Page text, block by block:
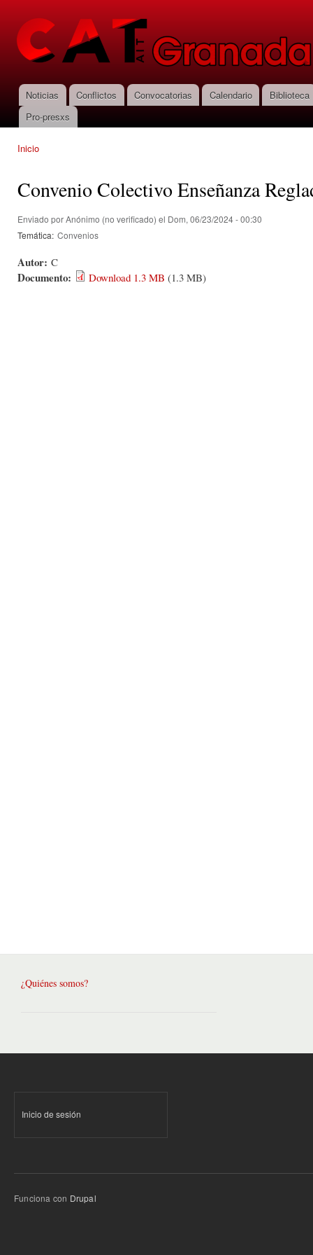
CNT-AIT
Granada
Menú principal
Noticias Conflictos Convocatorias Calendario
Biblioteca
Pro-presxs
Inicio
Convenio Colectivo Enseñanza
Enviado porAnónimo (no verificado) el Dom, 06/23/2024 - 00:30
Temática: Convenios
Autor: C
Documento: Download 1.3 MB (1.3 MB)
¿Quiénes somos?
Inicio de sesión
Funciona con Drupal